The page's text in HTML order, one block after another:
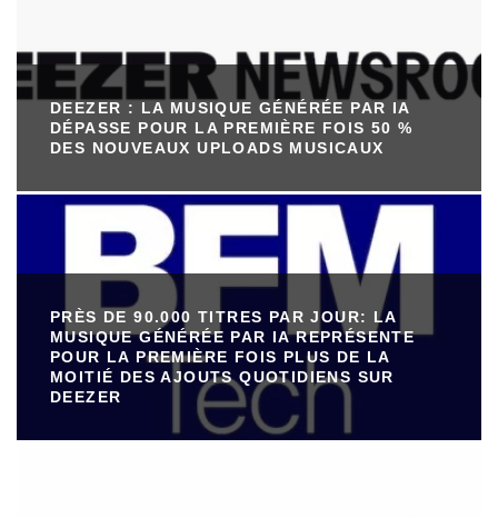
DEEZER : LA MUSIQUE GÉNÉRÉE PAR IA
DÉPASSE POUR LA PREMIÈRE FOIS 50 %
DES NOUVEAUX UPLOADS MUSICAUX
PRÈS DE 90.000 TITRES PAR JOUR: LA
MUSIQUE GÉNÉRÉE PAR IA REPRÉSENTE
POUR LA PREMIÈRE FOIS PLUS DE LA
MOITIÉ DES AJOUTS QUOTIDIENS SUR
DEEZER